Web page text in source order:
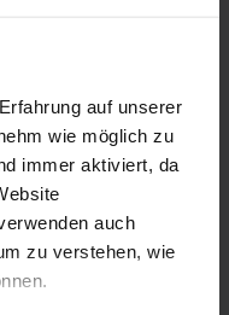
auf unserer
wie möglich zu
immer aktiviert, da
auch
zu verstehen, wie
diegene die ons
10